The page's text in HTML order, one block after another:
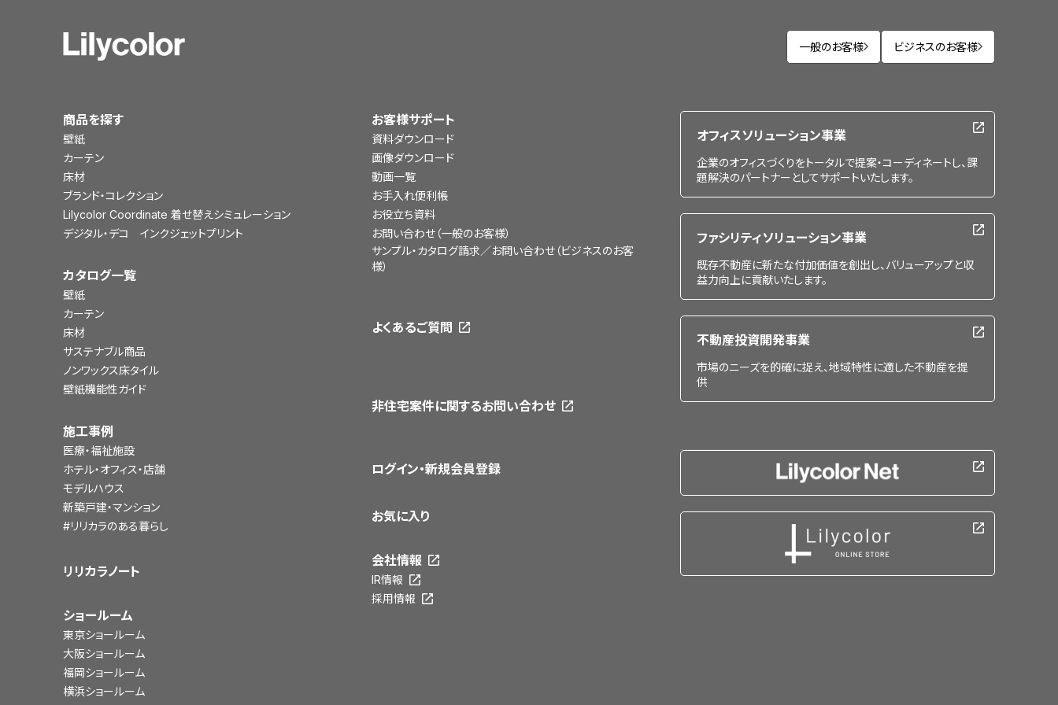
一般のお客様 ビジネスのお客様
商品を探す
壁紙
カーテン
床材
ブランド・コレクション
Lilycolor Coordinate 着せ替えシミュレーション
デジタル・デコ インクジェットプリント
カタログ一覧
壁紙
カーテン
床材
サステナブル商品
ノンワックス床タイル
壁紙機能性ガイド
施工事例
医療・福祉施設
ホテル・オフィス・店舗
モデルハウス
新築戸建・マンション
#リリカラのある暮らし
リリカラノート
ショールーム
東京ショールーム
大阪ショールーム
福岡ショールーム
横浜ショールーム
お客様サポート
資料ダウンロード
画像ダウンロード
動画一覧
お手入れ便利帳
お役立ち資料
お問い合わせ（一般のお客様）
サンプル・カタログ請求／お問い合わせ（ビジネスのお客
様）
よくあるご質問
非住宅案件に関するお問い合わせ
ログイン・新規会員登録
お気に入り
会社情報
IR情報
採用情報
オフィスソリューション事業
企業のオフィスづくりをトータルで提案・コーディネートし、課
題解決のパートナーとしてサポートいたします。
ファシリティソリューション事業
既存不動産に新たな付加価値を創出し、バリューアップと収
益力向上に貢献いたします。
不動産投資開発事業
市場のニーズを的確に捉え、地域特性に適した不動産を提
供